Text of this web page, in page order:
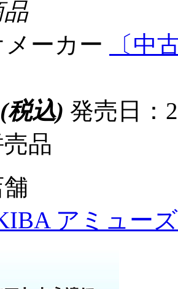
メーカー
〔中
(税込) 発売日：
品
アミュー